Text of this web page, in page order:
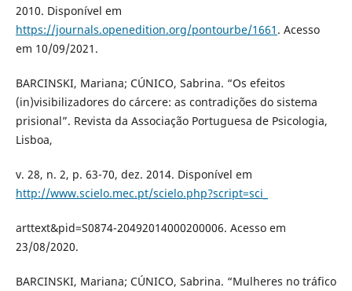
2010. Disponível em
https://journals.openedition.org/pontourbe/1661 . Acesso
em 10/09/2021.
BARCINSKI, Mariana; CÚNICO, Sabrina. “Os efeitos
(in)visibilizadores do cárcere: as contradições do sistema
prisional”. Revista da Associação Portuguesa de Psicologia,
Lisboa,
v. 28, n. 2, p. 63-70, dez. 2014. Disponível em
http://www.scielo.mec.pt/scielo.php?script=sci_
arttext&pid=S0874-20492014000200006. Acesso em
23/08/2020.
BARCINSKI, Mariana; CÚNICO, Sabrina. “Mulheres no tráfico